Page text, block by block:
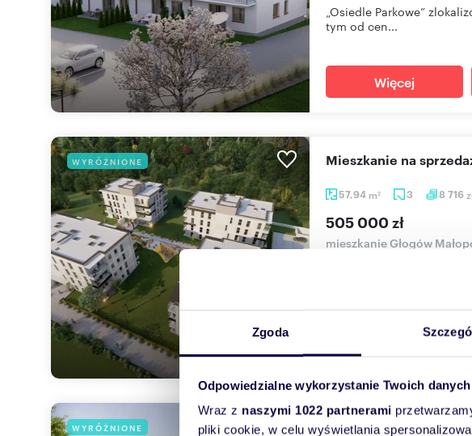
Zgoda
Odpowiedzialne wykorzystanie Twoich danych
Wraz z naszymi 1022 partnerami
pliki cookie, w celu wyświetlania
„Osiedle Parkowe”
tym od cen...
Więcej
WYRÓŻNIONE
57,94 m2 3 8 716
mieszkanie na
505 000 zł
mieszkanie Głogów
Domex Deweloper
WYRÓŻNIONE mieszkanie na